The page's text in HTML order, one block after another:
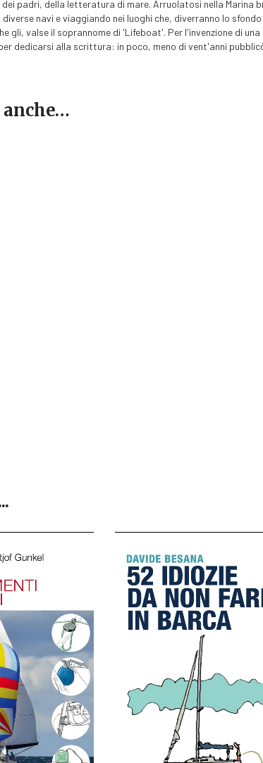
intrigante ricco mosaico di
guardiamarina Easyè anche
Ottocento oltre che un
padri, della letteratura di mare. Arruolatosi nella
navi e viaggiando nei luoghi che, diverranno lo
valse il soprannome di 'Lifeboat'. Per l'invenzione di
dedicarsi alla scrittura: in poco, meno di vent'anni